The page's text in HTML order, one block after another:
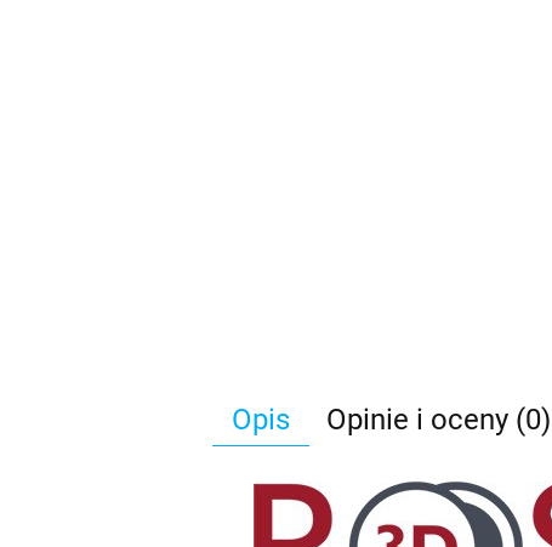
Opis Opinie i oceny (0)